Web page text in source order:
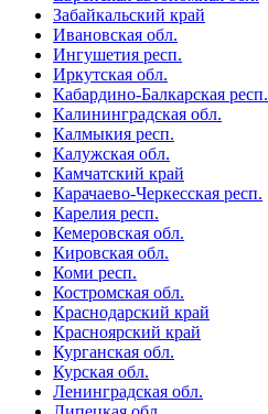
Забайкальский край
Ивановская обл.
Ингушетия респ.
Иркутская обл.
Кабардино-Балкарская респ.
Калининградская обл.
Калмыкия респ.
Калужская обл.
Камчатский край
Карачаево-Черкесская респ.
Карелия респ.
Кемеровская обл.
Кировская обл.
Коми респ.
Костромская обл.
Краснодарский край
Красноярский край
Курганская обл.
Курская обл.
Ленинградская обл.